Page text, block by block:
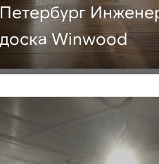
Петербург
доска Winwood